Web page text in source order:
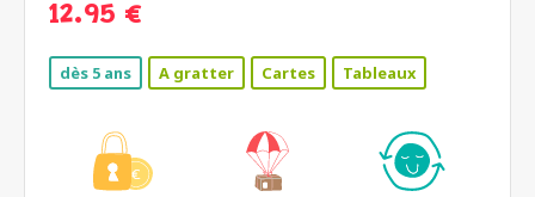
12.95 €
dès 5 ans A gratter Cartes Tableaux